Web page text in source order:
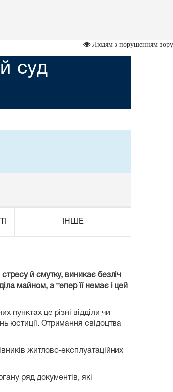
Людям з порушенням зору
суд
ІНШЕ
й смутку, виникає безліч
майном, а тепер її немає і цей
пунктах це різні відділи чи
юстиції. Отримання свідоцтва
житлово-експлуатаційних
ряд документів, які